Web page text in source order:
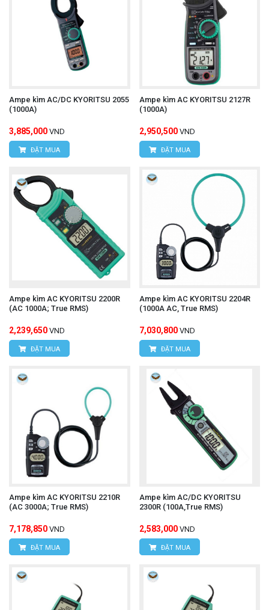
Ampe kìm AC/DC KYORITSU 2055
(1000A)
3,885,000 VND
ĐẶT MUA
Ampe kìm AC KYORITSU 2127R
(1000A)
2,950,500 VND
ĐẶT MUA
Ampe kìm AC KYORITSU 2200R
(AC 1000A; True RMS)
2,239,650 VND
ĐẶT MUA
Ampe kìm AC KYORITSU 2204R
(1000A AC, True RMS)
7,030,800 VND
ĐẶT MUA
Ampe kìm AC KYORITSU 2210R
(AC 3000A; True RMS)
7,178,850 VND
ĐẶT MUA
Ampe kìm AC/DC KYORITSU
2300R (100A,True RMS)
2,583,000 VND
ĐẶT MUA